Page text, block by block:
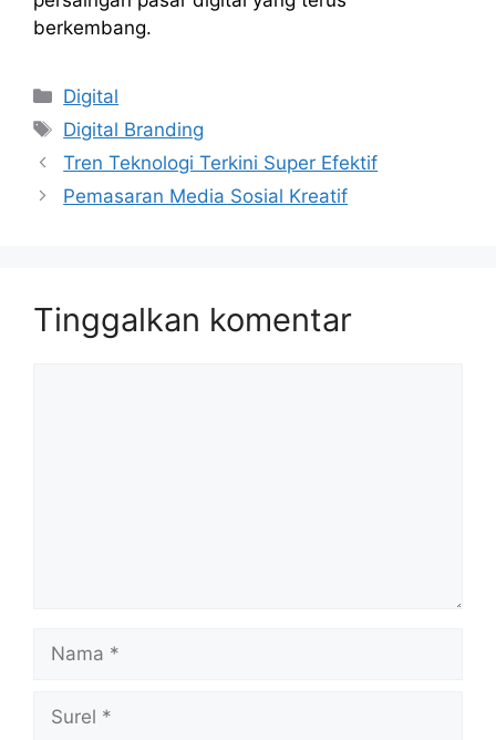
berkembang.
Kategori
Digital
Tag
Digital Branding
Tren Teknologi Terkini Super Efektif
Pemasaran Media Sosial Kreatif
Tinggalkan komentar
Nama
Surel